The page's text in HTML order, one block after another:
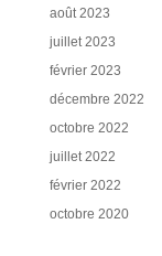
août 2023
juillet 2023
février 2023
décembre 2022
octobre 2022
juillet 2022
février 2022
octobre 2020